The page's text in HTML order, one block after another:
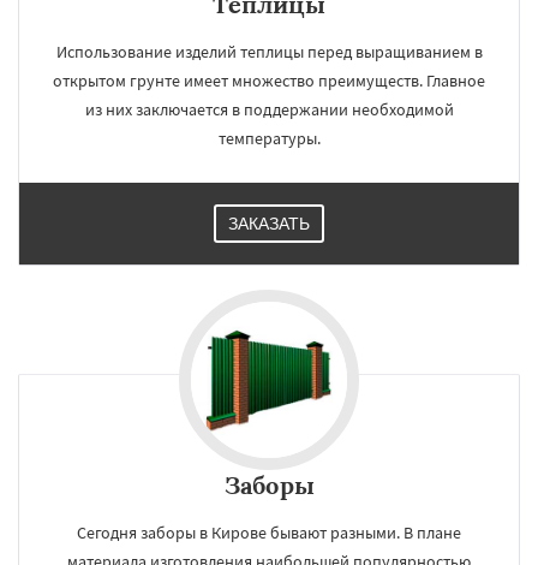
Использование изделий теплицы перед выращиванием в
открытом грунте имеет множество преимуществ. Главное
из них заключается в поддержании необходимой
температуры.
ЗАКАЗАТЬ
Заборы
Сегодня заборы в Кирове бывают разными. В плане